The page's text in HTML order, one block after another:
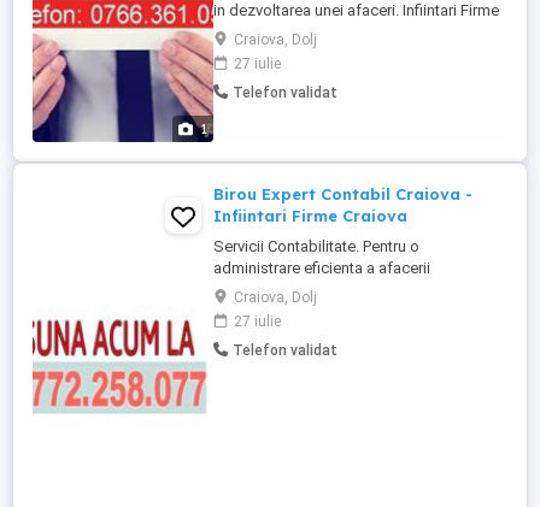
1
in dezvoltarea unei afaceri. Infiintari Firme
Craiova ( SRL, P.F.A., I.I., I.F.). Infiintare firma
- vrei sa ai firma ta ? Te vom ajuta sa alegi
forma cea mai potrivita pentru afacerea ta
! Modificari firma - incepand cu o simpla
Craiova, Dolj
27 iulie
Telefon validat
Birou Expert Contabil Craiova -
Infiintari Firme Craiova
Servicii Contabilitate. Pentru o
administrare eficienta a afacerii
dumneavoastra, firma noastra va pune la
dispozitie o gama larga de servicii de
contabilitate . SERVICII OFERITE: *Infiintari
firme si mentiuni la Registrul Comertului;
Craiova, Dolj
27 iulie
Telefon validat